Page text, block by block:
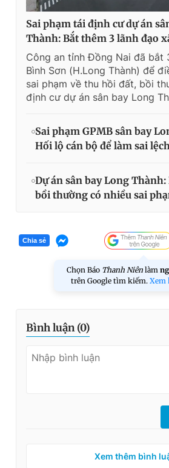
Sai phạm tái định cư dự án
Thành: Bắt thêm 3 lãnh đạo
Công an tỉnh Đồng Nai đã bắt
Bình Sơn (H.Long Thành) để
sai phạm về thu hồi đất, bồi
định cư dự án sân bay Long
Sai phạm GPMB sân bay
Hối lộ cán bộ để làm sai
Dự án sân bay Long
bồi thường có nhiều sai
Chia sẻ
Chọn Báo Thanh Niên làm
trên Google tìm kiếm. Xem
Bình luận (0)
Xem thêm bình